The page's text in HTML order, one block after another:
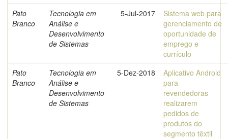
Pato
Branco
Tecnologia em
Análise e
Desenvolvimento
de Sistemas
5-Jul-2017
Sistema web para
gerenciamento de
oportunidade de
emprego e
currículo
Pato
Branco
Tecnologia em
Análise e
Desenvolvimento
de Sistemas
5-Dez-2018
Aplicativo Android
para
revendedoras
realizarem
pedidos de
produtos do
segmento têxtil